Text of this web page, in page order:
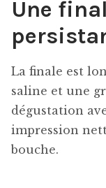
Une
La finale est
saline et une
dégustation
impression
bouche.